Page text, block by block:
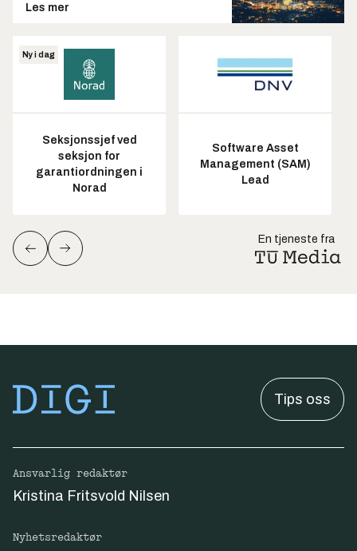
Les mer
Ny i dag
Seksjonssjef ved
seksjon for
garantiordningen i
Norad
Software Asset
Management (SAM)
Lead
En tjeneste fra
Tips oss
Ansvarlig redaktør
Kristina Fritsvold Nilsen
Nyhetsredaktør